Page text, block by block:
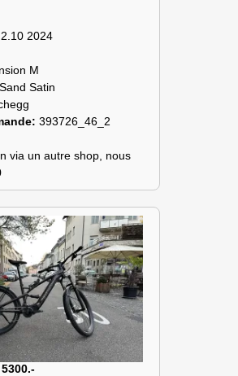
2024
M
Satin
393726_46_2
via un autre shop, nous